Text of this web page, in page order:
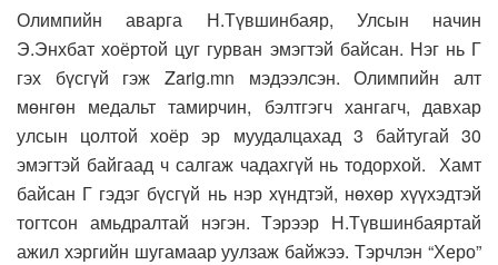
Олимпийн аварга Н.Түвшинбаяр, Улсын начин
Э.Энхбат хоёртой цуг гурван эмэгтэй байсан. Нэг нь Г
гэх бүсгүй гэж Zarig.mn мэдээлсэн. Олимпийн алт
мөнгөн медальт тамирчин, бэлтгэгч хангагч, давхар
улсын цолтой хоёр эр муудалцахад 3 байтугай 30
эмэгтэй байгаад ч салгаж чадахгүй нь тодорхой. Хамт
байсан Г гэдэг бүсгүй нь нэр хүндтэй, нөхөр хүүхэдтэй
тогтсон амьдралтай нэгэн. Тэрээр Н.Түвшинбаяртай
ажил хэргийн шугамаар уулзаж байжээ. Тэрчлэн “Херо”